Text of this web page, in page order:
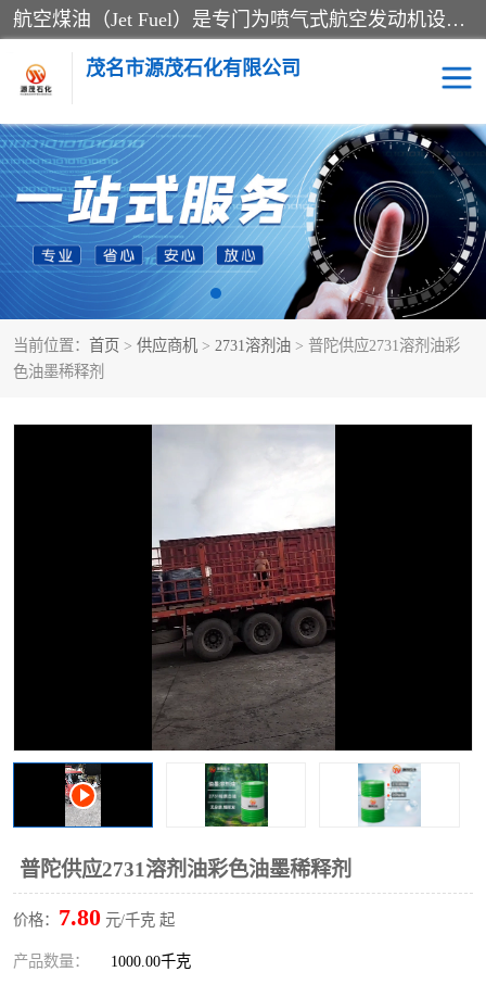
航空煤油（Jet Fuel）是专门为喷气式航空发动机设计的高纯度燃料，主要分为Jet A、Jet A-1和Jet B等类型。其特点是闪点高、低温流动性好，并添加了抗静电剂和抗氧化剂以确保飞行安全。航空煤油需
茂名市源茂石化有限公司
当前位置： 首页 > 供应商机 > 2731溶剂油 > 普陀供应2731溶剂油彩
色油墨稀释剂
普陀供应2731溶剂油彩色油墨稀释剂
价格： 7.80 元/千克 起
产品数量： 1000.00千克
RP3航空煤油 D20+D30溶剂油
D40+D60溶剂油 D80+D100溶剂油
6号+120号溶剂油 260号溶剂油
异构烷烃 天然乳胶
46+68号化妆级白油